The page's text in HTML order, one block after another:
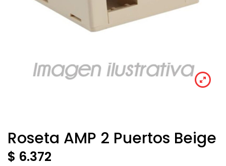
Roseta AMP 2 Puertos Beige
$ 6.372